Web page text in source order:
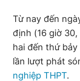
Từ nay đến
định (16 giờ
hai đến thứ
lần lượt phát
nghiệp THPT.